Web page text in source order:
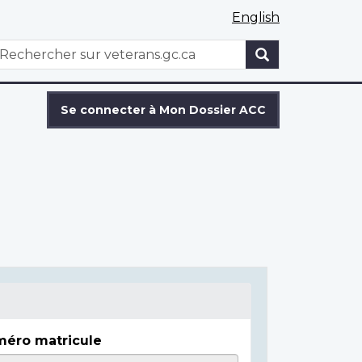
English
WxT
Se connecter à Mon Dossier ACC
matricule